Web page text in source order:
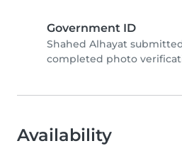
Government ID
Shahed Alhayat
completed photo
Availability